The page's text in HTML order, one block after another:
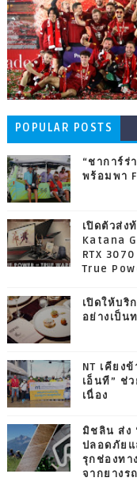
POPULAR POSTS
“ชาการ์ร่
พร้อมพา
เปิดตัวส่ง
Katana
RTX
True
เปิดให้บริ
อย่างเป็น
NT เคียง
เอ็นที” ช่
เนื่อง
มิชลิน ส่ง
ปลอดภัยแ
รุกช่องทา
จากยางร